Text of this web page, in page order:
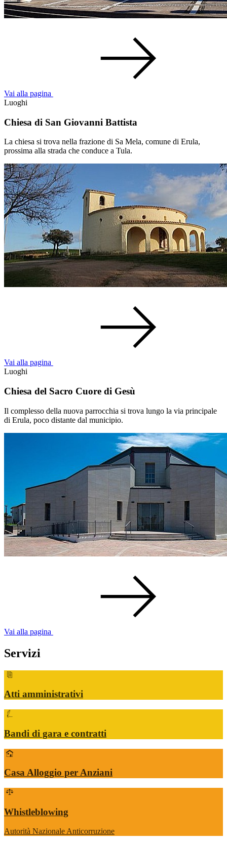
Vai alla pagina
Luoghi
Chiesa di San Giovanni Battista
La chiesa si trova nella frazione di Sa Mela, comune di Erula,
prossima alla strada che conduce a Tula.
Vai alla pagina
Luoghi
Chiesa del Sacro Cuore di Gesù
Il complesso della nuova parrocchia si trova lungo la via principale
di Erula, poco distante dal municipio.
Vai alla pagina
Servizi
Atti amministrativi
Bandi di gara e contratti
Casa Alloggio per Anziani
Whistleblowing
Autorità Nazionale Anticorruzione